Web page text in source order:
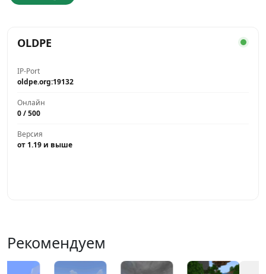
OLDPE
IP-Port
oldpe.org:19132
Онлайн
0 / 500
Версия
от 1.19 и выше
Рекомендуем